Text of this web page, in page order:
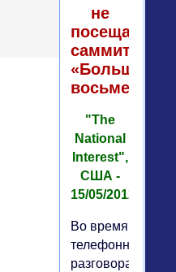
не
посещать
саммит
«Большой
восьмерки»
"The
National
Interest",
США -
15/05/2012
Во время
телефонного
разговора